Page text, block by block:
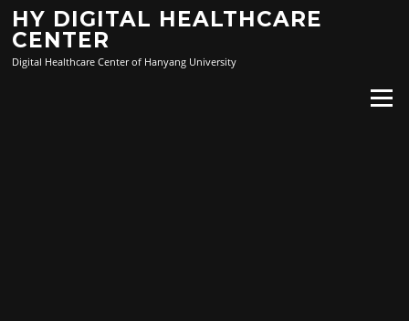
Skip
content
HY DIGITAL HEALTHCARE
CENTER
Digital Healthcare Center of Hanyang University
Menu